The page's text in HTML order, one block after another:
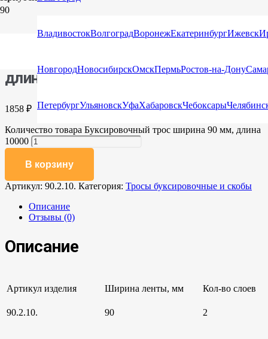
ВладивостокВолгоградВоронежЕкатеринбургИжевск
НовгородНовосибирскОмскПермьРостов-на-Дону
ПетербургУльяновскУфаХабаровскЧебоксары
/ Буксировочный трос ширина 90 мм, длина 10000
длина 10000
1858 ₽
Количество товара Буксировочный трос ширина 90 мм, длина
10000
В корзину
Артикул: 90.2.10. Категория: Тросы буксировочные и скобы
Описание
Отзывы (0)
Описание
Артикул изделия Ширина ленты, мм Кол-во слоев
90.2.10. 90 2